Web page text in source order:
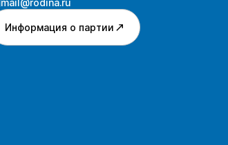
mail@rodina.ru
Информация о партии